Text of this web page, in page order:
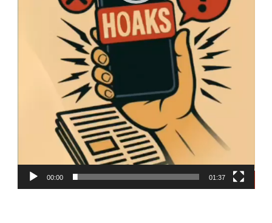
00:00 01:37